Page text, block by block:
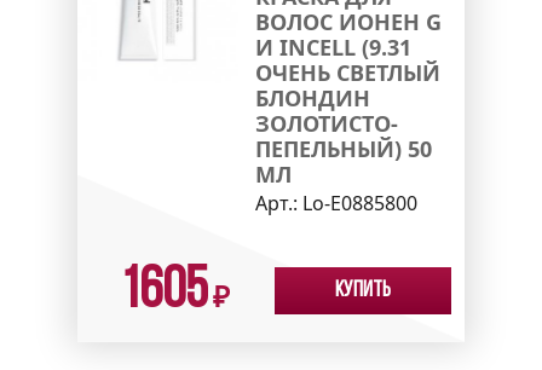
ВОЛОС ИОНЕН G
И INCELL (9.31
ОЧЕНЬ СВЕТЛЫЙ
БЛОНДИН
ЗОЛОТИСТО-
ПЕПЕЛЬНЫЙ) 50
МЛ
Арт.: Lo-E0885800
1605₽ Купить